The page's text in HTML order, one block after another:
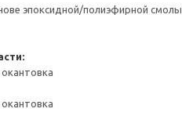
эпоксидной/полиэфирной смолы